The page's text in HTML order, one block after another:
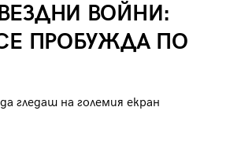
ВОЙНИ:
ПРОБУЖДА ПО
гледаш на големия екран